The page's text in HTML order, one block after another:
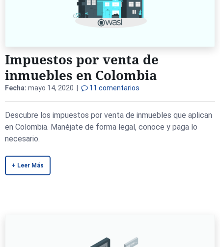
Impuestos por venta de
inmuebles en Colombia
Fecha: mayo 14, 2020 | 11 comentarios
Descubre los impuestos por venta de inmuebles que aplican
en Colombia. Manéjate de forma legal, conoce y paga lo
necesario.
+ Leer Más